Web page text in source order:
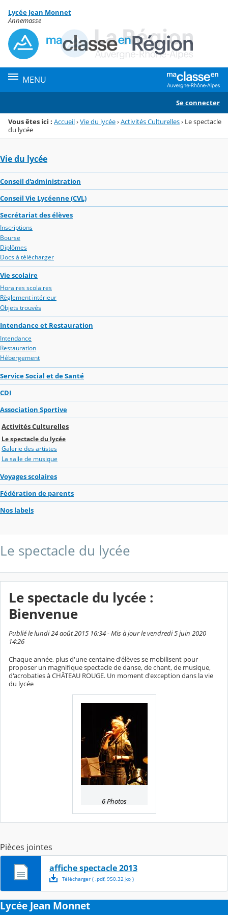
Menu de la rubrique
Contenu
Lycée Jean Monnet
Annemasse
MENU
Se connecter
Vous êtes ici : Accueil›Vie du lycée›Activités Culturelles› Le spectacle
du lycée
Vie du lycée
Conseil d'administration
Conseil Vie Lycéenne (CVL)
Secrétariat des élèves
Inscriptions
Bourse
Diplômes
Docs à télécharger
Vie scolaire
Horaires scolaires
Règlement intérieur
Objets trouvés
Intendance et Restauration
Intendance
Restauration
Hébergement
Service Social et de Santé
CDI
Association Sportive
Activités Culturelles
Le spectacle du lycée
Galerie des artistes
La salle de musique
Voyages scolaires
Fédération de parents
Nos labels
Le spectacle du lycée
Le spectacle du lycée :
Bienvenue
Publié le lundi 24 août 2015 16:34 - Mis à jour le vendredi 5 juin 2020
14:26
Chaque année, plus d'une centaine d'élèves se mobilisent pour
proposer un magnifique spectacle de danse, de chant, de musique,
d'acrobaties à CHÂTEAU ROUGE. Un moment d'exception dans la vie
du lycée
6 Photos
Pièces jointes
affiche spectacle 2013
Télécharger( .pdf, 950.32 ko)
Lycée Jean Monnet